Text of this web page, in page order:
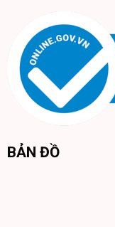
BẢN ĐỒ